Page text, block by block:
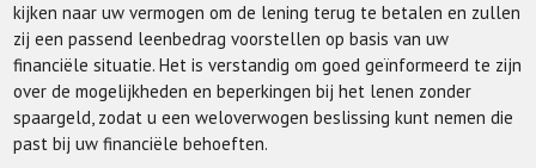
kijken naar uw vermogen om de lening terug te betalen en zullen
zij een passend leenbedrag voorstellen op basis van uw
financiële situatie. Het is verstandig om goed geïnformeerd te zijn
over de mogelijkheden en beperkingen bij het lenen zonder
spaargeld, zodat u een weloverwogen beslissing kunt nemen die
past bij uw financiële behoeften.